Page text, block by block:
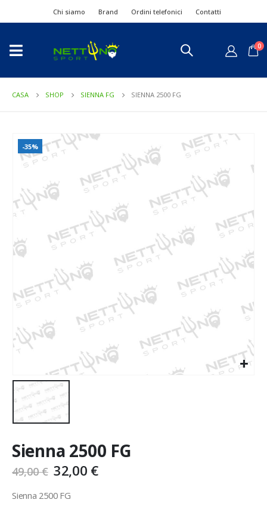
Chi siamo Brand Ordini telefonici Contatti
0
CASA SHOP SIENNA FG SIENNA 2500 FG
-35%
Sienna 2500 FG
49,00€ 32,00 €
Sienna 2500 FG